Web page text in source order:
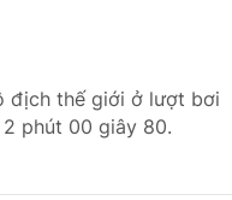
địch thế giới ở lượt bơi
phút 00 giây 80.